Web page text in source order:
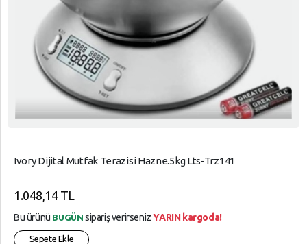
Ivory Dijital Mutfak Terazisi Hazne.5kg Lts-Trz141
1.048,14 TL
Bu ürünü BUGÜN sipariş verirsenizYARIN kargoda!
Sepete Ekle